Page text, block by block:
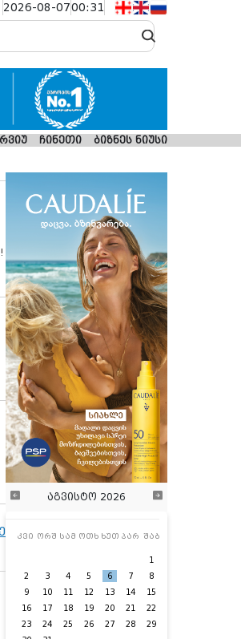
2026-08-0700:31
ჩინეთი ბიზნეს ნიუსი
აგვისტო 2026
კვი ორშ სამ ოთხ ხუთ პარ შაბ
1
2
3 4 5 6 7
8
9
10 11 12 13 14
15
16
17 18 19 20 21
22
23
24 25 26 27 28
29